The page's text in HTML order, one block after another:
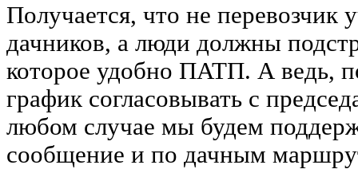
Получается, что не перевозчик
дачников, а люди должны
которое удобно ПАТП. А ведь,
график согласовывать с
любом случае мы будем
сообщение и по дачным